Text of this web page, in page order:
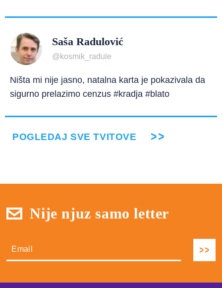
Saša Radulović
@kosmik_radule
Ništa mi nije jasno, natalna karta je pokazivala da
sigurno prelazimo cenzus #kradja #blato
POGLEDAJ SVE TVITOVE
Nije njuz samo letter